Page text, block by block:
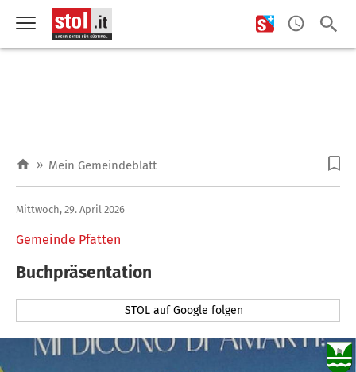
» Mein Gemeindeblatt
Gemeinde Pfatten
Mittwoch, 29. April 2026
Buchpräsentation
STOL auf Google folgen